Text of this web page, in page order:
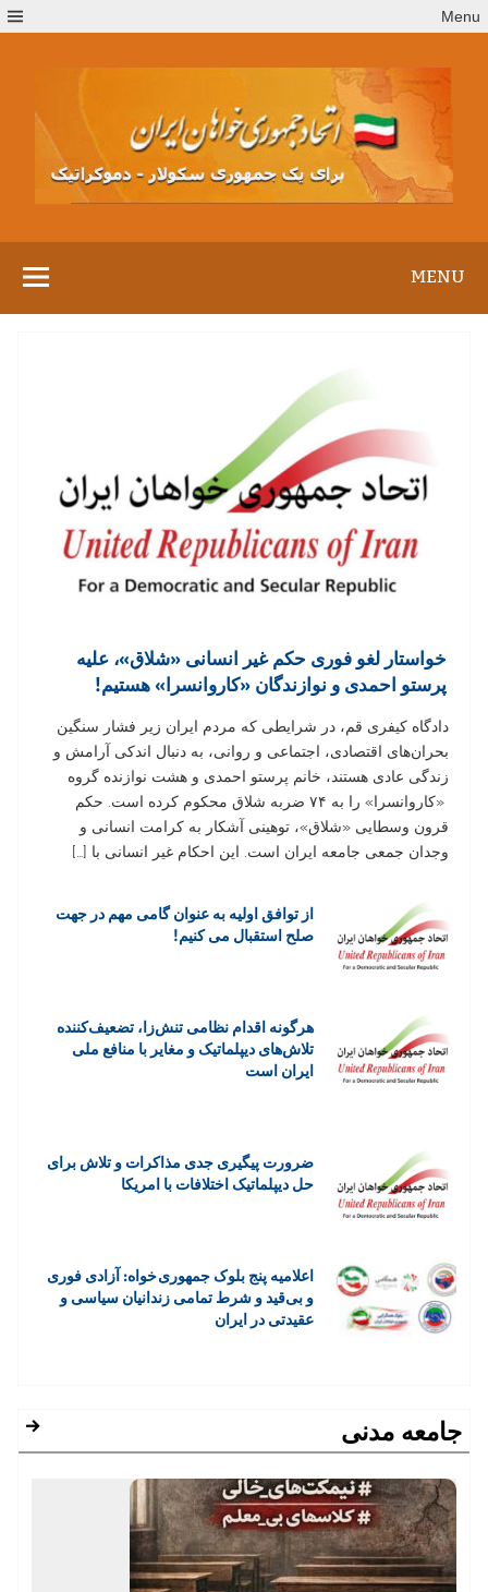
to
Menu
MENU
خواستار لغو فوری حکم غیر انسانی «شلاق»، علیه
پرستو احمدی و نوازندگان «کاروانسرا» هستیم!
دادگاه کیفری قم، در شرایطی که مردم ایران زیر فشار سنگین
بحران‌های اقتصادی، اجتماعی و روانی، به دنبال اندکی آرامش و
زندگی عادی هستند، خانم پرستو احمدی و هشت نوازنده گروه
«کاروانسرا» را به ۷۴ ضربه شلاق محکوم کرده است. حکم
قرون وسطایی «شلاق»، توهینی آشکار به کرامت انسانی و
وجدان جمعی جامعه ایران است. این احکام غیر انسانی با […]
از توافق اولیه به عنوان گامی مهم در جهت
صلح استقبال می کنیم!
هرگونه اقدام نظامی تنش‌زا، تضعیف‌کننده
تلاش‌های دیپلماتیک و مغایر با منافع ملی
ایران است
ضرورت پیگیری جدی مذاکرات و تلاش برای
حل دیپلماتیک اختلافات با امریکا
اعلاميه پنج بلوک جمهوری خواه: آزادی فوری
و بی‌قید و شرط تمامی زندانیان سیاسی و
عقیدتی در ایران
جامعه مدنی